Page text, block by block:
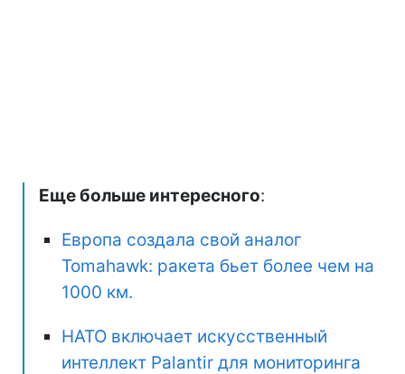
Еще больше интересного:
Европа создала свой аналог
Tomahawk: ракета бьет более чем на
1000 км.
НАТО включает искусственный
интеллект Palantir для мониторинга